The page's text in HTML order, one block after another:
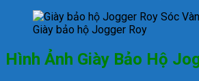
Giày bảo hộ Jogger Roy
Hình Ảnh Giày Bảo Hộ